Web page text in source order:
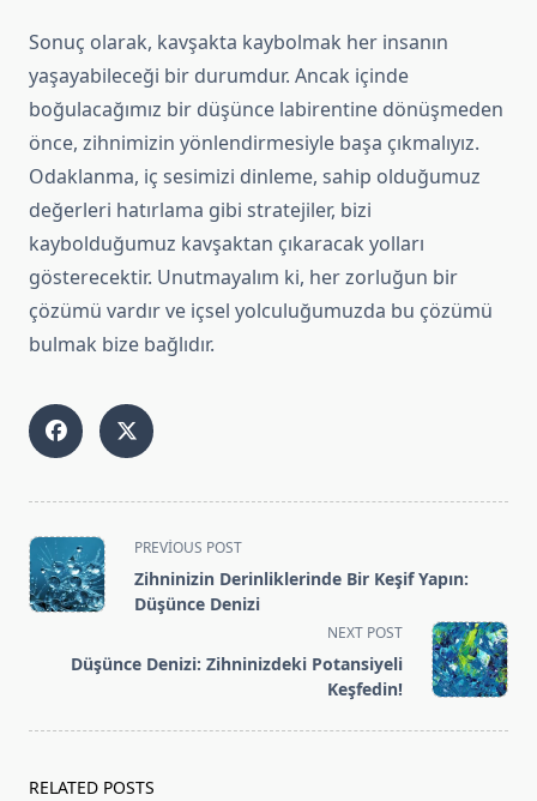
Sonuç olarak, kavşakta kaybolmak her insanın
yaşayabileceği bir durumdur. Ancak içinde
boğulacağımız bir düşünce labirentine dönüşmeden
önce, zihnimizin yönlendirmesiyle başa çıkmalıyız.
Odaklanma, iç sesimizi dinleme, sahip olduğumuz
değerleri hatırlama gibi stratejiler, bizi
kaybolduğumuz kavşaktan çıkaracak yolları
gösterecektir. Unutmayalım ki, her zorluğun bir
çözümü vardır ve içsel yolculuğumuzda bu çözümü
bulmak bize bağlıdır.
<span
class="nav-
subtitle
reader-
PREVIOUS POST
Zihninizin Derinliklerinde Bir Keşif Yapın:
Düşünce Denizi
NEXT POST
Düşünce Denizi: Zihninizdeki Potansiyeli
Keşfedin!
RELATED POSTS